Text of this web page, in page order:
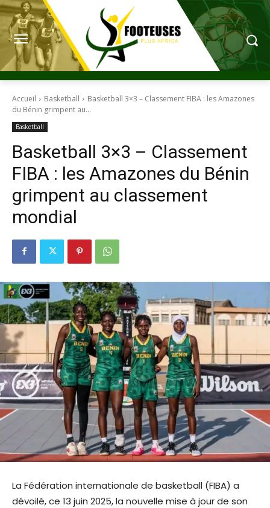
Accueil Basketball
Basketball 3×3 – Classement FIBA : les Amazones
du Bénin grimpent au...
Basketball
Basketball 3×3 – Classement
FIBA : les Amazones du Bénin
grimpent au classement
mondial
La Fédération internationale de basketball (FIBA) a
dévoilé, ce 13 juin 2025, la nouvelle mise à jour de son